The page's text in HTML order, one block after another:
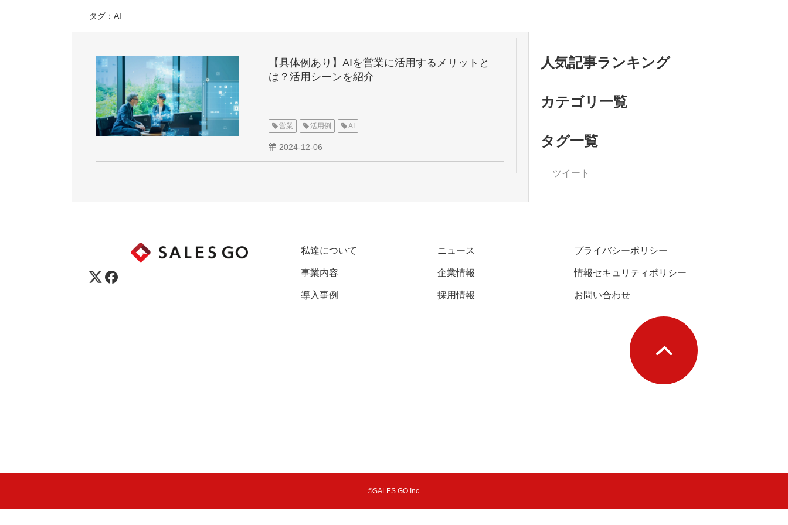
タグ：AI
【具体例あり】AIを営業に活用するメリットと
は？活用シーンを紹介
営業 活用例 AI
2024-12-06
人気記事ランキング
カテゴリ一覧
タグ一覧
ツイート
私達について
事業内容
導入事例
ニュース
企業情報
採用情報
プライバシーポリシー
情報セキュリティポリシー
お問い合わせ
©SALES GO Inc.